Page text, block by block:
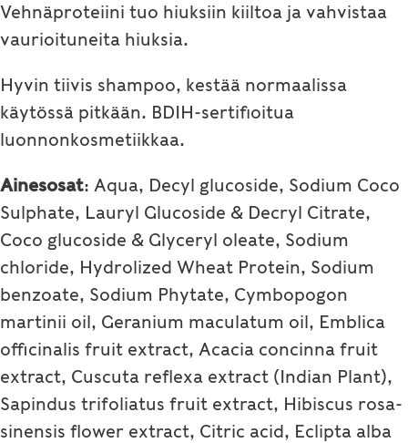
Vehnäproteiini tuo hiuksiin kiiltoa ja vahvistaa
vaurioituneita hiuksia.
Hyvin tiivis shampoo, kestää normaalissa
käytössä pitkään. BDIH-sertifioitua
luonnonkosmetiikkaa.
Ainesosat: Aqua, Decyl glucoside, Sodium Coco
Sulphate, Lauryl Glucoside & Decryl Citrate,
Coco glucoside & Glyceryl oleate, Sodium
chloride, Hydrolized Wheat Protein, Sodium
benzoate, Sodium Phytate, Cymbopogon
martinii oil, Geranium maculatum oil, Emblica
officinalis fruit extract, Acacia concinna fruit
extract, Cuscuta reflexa extract (Indian Plant),
Sapindus trifoliatus fruit extract, Hibiscus rosa-
sinensis flower extract, Citric acid, Eclipta alba